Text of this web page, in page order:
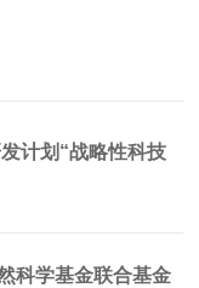
计划“战略性科技
科学基金联合基金